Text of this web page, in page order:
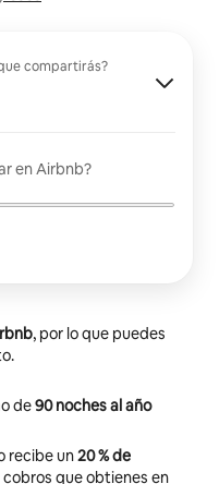
compartirás?
en Airbnb?
, por lo que puedes
de90 noches al año
recibe un20 % de
cobros que obtienes en